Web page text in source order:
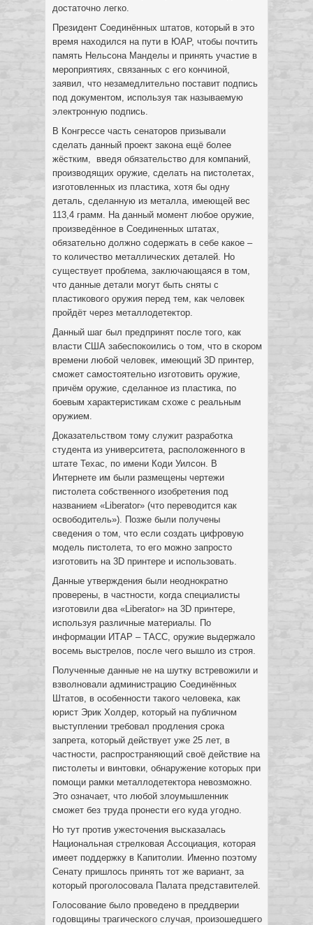
достаточно легко.
Президент Соединённых штатов, который в это
время находился на пути в ЮАР, чтобы почтить
память Нельсона Манделы и принять участие в
мероприятиях, связанных с его кончиной,
заявил, что незамедлительно поставит подпись
под документом, используя так называемую
электронную подпись.
В Конгрессе часть сенаторов призывали
сделать данный проект закона ещё более
жёстким, введя обязательство для компаний,
производящих оружие, сделать на пистолетах,
изготовленных из пластика, хотя бы одну
деталь, сделанную из металла, имеющей вес
113,4 грамм. На данный момент любое оружие,
произведённое в Соединенных штатах,
обязательно должно содержать в себе какое –
то количество металлических деталей. Но
существует проблема, заключающаяся в том,
что данные детали могут быть сняты с
пластикового оружия перед тем, как человек
пройдёт через металлодетектор.
Данный шаг был предпринят после того, как
власти США забеспокоились о том, что в скором
времени любой человек, имеющий 3D принтер,
сможет самостоятельно изготовить оружие,
причём оружие, сделанное из пластика, по
боевым характеристикам схоже с реальным
оружием.
Доказательством тому служит разработка
студента из университета, расположенного в
штате Техас, по имени Коди Уилсон. В
Интернете им были размещены чертежи
пистолета собственного изобретения под
названием «Liberator» (что переводится как
освободитель»). Позже были получены
сведения о том, что если создать цифровую
модель пистолета, то его можно запросто
изготовить на 3D принтере и использовать.
Данные утверждения были неоднократно
проверены, в частности, когда специалисты
изготовили два «Liberator» на 3D принтере,
используя различные материалы. По
информации ИТАР – ТАСС, оружие выдержало
восемь выстрелов, после чего вышло из строя.
Полученные данные не на шутку встревожили и
взволновали администрацию Соединённых
Штатов, в особенности такого человека, как
юрист Эрик Холдер, который на публичном
выступлении требовал продления срока
запрета, который действует уже 25 лет, в
частности, распространяющий своё действие на
пистолеты и винтовки, обнаружение которых при
помощи рамки металлодетектора невозможно.
Это означает, что любой злоумышленник
сможет без труда пронести его куда угодно.
Но тут против ужесточения высказалась
Национальная стрелковая Ассоциация, которая
имеет поддержку в Капитолии. Именно поэтому
Сенату пришлось принять тот же вариант, за
который проголосовала Палата представителей.
Голосование было проведено в преддверии
годовщины трагического случая, произошедшего